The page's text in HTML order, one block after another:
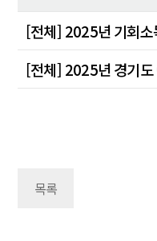
[전체] 2025년 기회
[전체] 2025년 경기
목록